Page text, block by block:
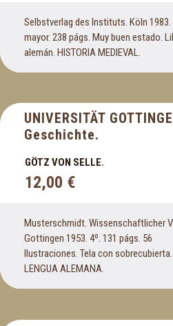
Selbstverlag des Instituts. Köln 1983.
mayor. 238 págs. Muy buen estado.
alemán. HISTORIA MEDIEVAL.
UNIVERSITÄT
Geschichte.
GÖTZ VON SELLE.
12,00 €
Musterschmidt. Wissenschaftlicher
Gottingen 1953. 4º. 131 págs. 56
Ilustraciones. Tela con sobrecubierta.
LENGUA ALEMANA.